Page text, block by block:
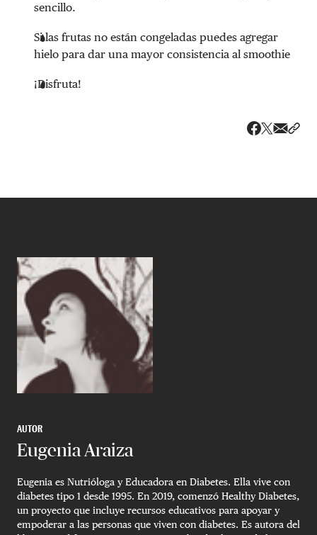
sencillo.
Si las frutas no están congeladas puedes agregar
hielo para dar una mayor consistencia al smoothie
¡Disfruta!
AUTOR
Eugenia Araiza
Eugenia es Nutrióloga y Educadora en Diabetes. Ella vive con
diabetes tipo 1 desde 1995. En 2019, comenzó Healthy Diabetes,
un proyecto que incluye recursos educativos para apoyar y
empoderar a las personas que viven con diabetes. Es autora del